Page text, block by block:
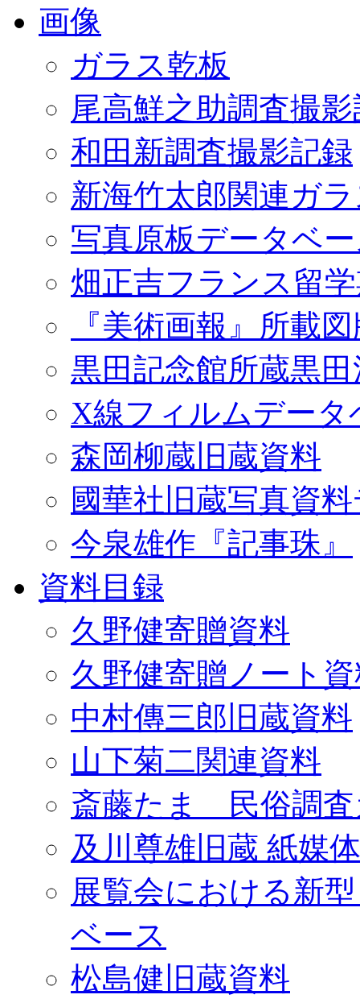
画像
ガラス乾板
尾高鮮之助調査撮
和田新調査撮影記録
新海竹太郎関連ガ
写真原板データベ
畑正吉フランス留
『美術画報』所載
黒田記念館所蔵黒
X線フィルムデータ
森岡柳蔵旧蔵資料
國華社旧蔵写真資
今泉雄作『記事珠』
資料目録
久野健寄贈資料
久野健寄贈ノート
中村傳三郎旧蔵資料
山下菊二関連資料
斎藤たま 民俗調査
及川尊雄旧蔵 紙媒
展覧会における新
ベース
松島健旧蔵資料